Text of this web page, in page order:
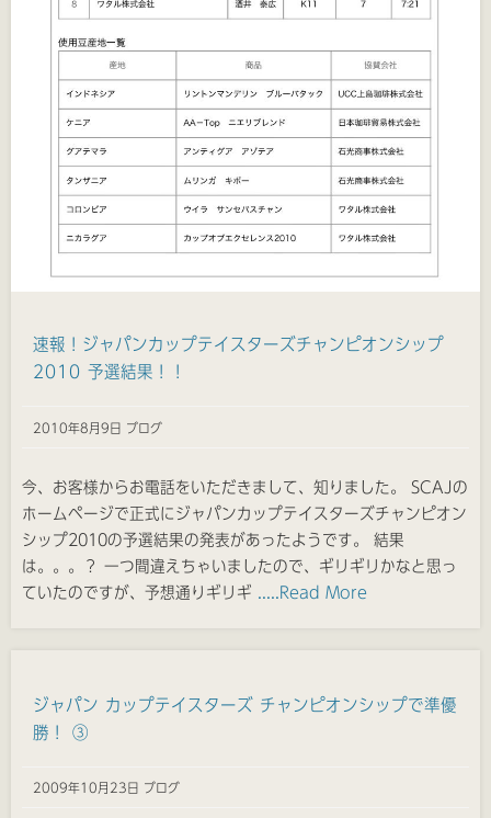
速報！ジャパンカップテイスターズチャンピオンシップ
2010 予選結果！！
2010年8月9日 ブログ
今、お客様からお電話をいただきまして、知りました。 SCAJの
ホームページで正式にジャパンカップテイスターズチャンピオン
シップ2010の予選結果の発表があったようです。 結果
は。。。？ 一つ間違えちゃいましたので、ギリギリかなと思っ
ていたのですが、予想通りギリギ
.....Read More
ジャパン カップテイスターズ チャンピオンシップで準優
勝！ ③
2009年10月23日 ブログ